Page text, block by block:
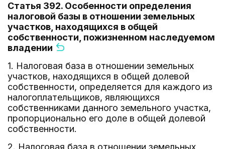
Статья 392. Особенности определения
налоговой базы в отношении земельных
участков, находящихся в общей
собственности, пожизненном наследуемом
владении
1. Налоговая база в отношении земельных
участков, находящихся в общей долевой
собственности, определяется для каждого из
налогоплательщиков, являющихся
собственниками данного земельного участка,
пропорционально его доле в общей долевой
собственности.
2. Налоговая база в отношении земельных